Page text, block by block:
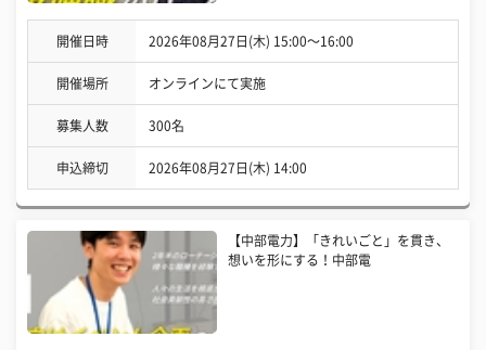
開催日時 2026年08月27日(木) 15:00〜16:00
開催場所 オンラインにて実施
募集人数 300名
申込締切 2026年08月27日(木) 14:00
【中部電力】「きれいごと」を貫き、
想いを形にする！中部電